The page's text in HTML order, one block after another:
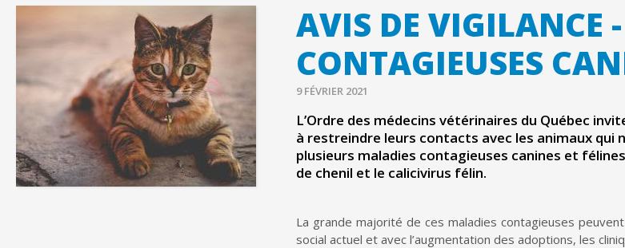
AVIS DE VIGILANCE
CONTAGIEUSES
9 FÉVRIER 2021
L’Ordre des médecins vétérinaires du Québec
à restreindre leurs contacts avec les animaux qui
plusieurs maladies contagieuses canines et
de chenil et le calicivirus félin.
La grande majorité de ces maladies contagieuses
social actuel et avec l’augmentation des adoptions, les